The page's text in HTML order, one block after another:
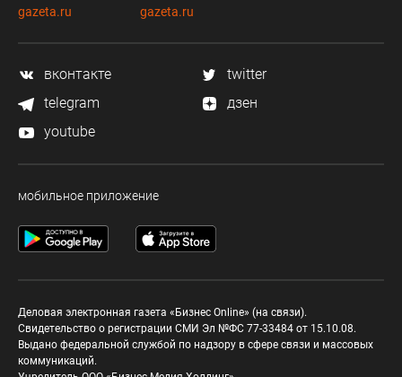
gazeta.ru
gazeta.ru
вконтакте
twitter
telegram
дзен
youtube
мобильное приложение
Деловая электронная газета «Бизнес Online» (на связи).
Свидетельство о регистрации СМИ Эл №ФС 77-33484 от 15.10.08.
Выдано федеральной службой по надзору в сфере связи и массовых
коммуникаций.